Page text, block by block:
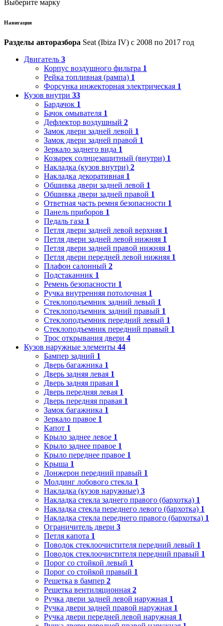
Выберите марку
Навигация
Разделы авторазбора Seat (Ibiza IV) с 2008 по 2017 год
Двигатель 3
Корпус воздушного фильтра 1
Рейка топливная (рампа) 1
Форсунка инжекторная электрическая 1
Кузов внутри 33
Бардачок 1
Бачок омывателя 1
Дефлектор воздушный 2
Замок двери задней левой 1
Замок двери задней правой 1
Зеркало заднего вида 1
Козырек солнцезащитный (внутри) 1
Накладка (кузов внутри) 2
Накладка декоративная 1
Обшивка двери задней левой 1
Обшивка двери задней правой 1
Ответная часть ремня безопасности 1
Панель приборов 1
Педаль газа 1
Петля двери задней левой верхняя 1
Петля двери задней левой нижняя 1
Петля двери задней правой нижняя 1
Петля двери передней левой нижняя 1
Плафон салонный 2
Подстаканник 1
Ремень безопасности 1
Ручка внутренняя потолочная 1
Стеклоподъемник задний левый 1
Стеклоподъемник задний правый 1
Стеклоподъемник передний левый 1
Стеклоподъемник передний правый 1
Трос открывания двери 4
Кузов наружные элементы 44
Бампер задний 1
Дверь багажника 1
Дверь задняя левая 1
Дверь задняя правая 1
Дверь передняя левая 1
Дверь передняя правая 1
Замок багажника 1
Зеркало правое 1
Капот 1
Крыло заднее левое 1
Крыло заднее правое 1
Крыло переднее правое 1
Крыша 1
Лонжерон передний правый 1
Молдинг лобового стекла 1
Накладка (кузов наружные) 3
Накладка стекла заднего правого (бархотка) 1
Накладка стекла переднего левого (бархотка) 1
Накладка стекла переднего правого (бархотка) 1
Ограничитель двери 3
Петля капота 1
Поводок стеклоочистителя передний левый 1
Поводок стеклоочистителя передний правый 1
Порог со стойкой левый 1
Порог со стойкой правый 1
Решетка в бампер 2
Решетка вентиляционная 2
Ручка двери задней левой наружная 1
Ручка двери задней правой наружная 1
Ручка двери передней левой наружная 1